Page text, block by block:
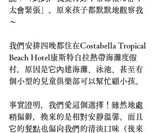
太會緊張」。原來孩子都默默地觀察我
～
我們安排四晚都住在Costabella Tropical
Beach Hotel康斯特白拉熱帶海灘度假
村，原因是它內建海灘、泳池、甚至有
個小型的兒童俱樂部可以幫忙顧小孩。
事實證明，我們愛這個選擇！雖然地處
稍偏僻，換來的是相對安靜溫馨。而且
它的餐點也偏向我們的清淡口味（後來